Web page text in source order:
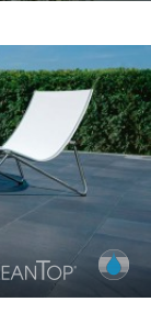
Oberfläche.